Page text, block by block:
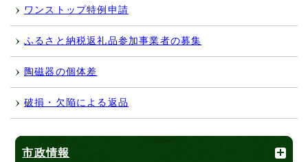
ワンストップ特例申請
ふるさと納税返礼品参加事業者の募集
陶磁器の個体差
破損・欠陥による返品
市政情報